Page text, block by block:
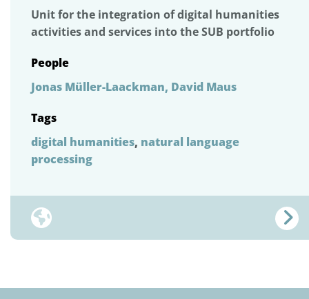
Unit for the integration of digital humanities
activities and services into the SUB portfolio
People
Jonas Müller-Laackman, David Maus
Tags
digital humanities, natural language
processing